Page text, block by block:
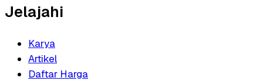
Jelajahi
Karya
Artikel
Daftar Harga